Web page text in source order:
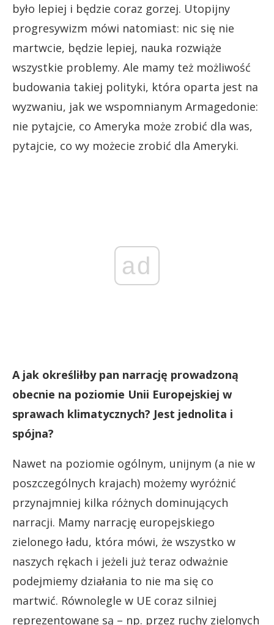
było lepiej i będzie coraz gorzej. Utopijny
progresywizm mówi natomiast: nic się nie
martwcie, będzie lepiej, nauka rozwiąże
wszystkie problemy. Ale mamy też możliwość
budowania takiej polityki, która oparta jest na
wyzwaniu, jak we wspomnianym Armagedonie:
nie pytajcie, co Ameryka może zrobić dla was,
pytajcie, co wy możecie zrobić dla Ameryki.
ad
A jak określiłby pan narrację prowadzoną
obecnie na poziomie Unii Europejskiej w
sprawach klimatycznych? Jest jednolita i
spójna?
Nawet na poziomie ogólnym, unijnym (a nie w
poszczególnych krajach) możemy wyróżnić
przynajmniej kilka różnych dominujących
narracji. Mamy narrację europejskiego
zielonego ładu, która mówi, że wszystko w
naszych rękach i jeżeli już teraz odważnie
podejmiemy działania to nie ma się co
martwić. Równolegle w UE coraz silniej
reprezentowane są – np. przez ruchy zielonych